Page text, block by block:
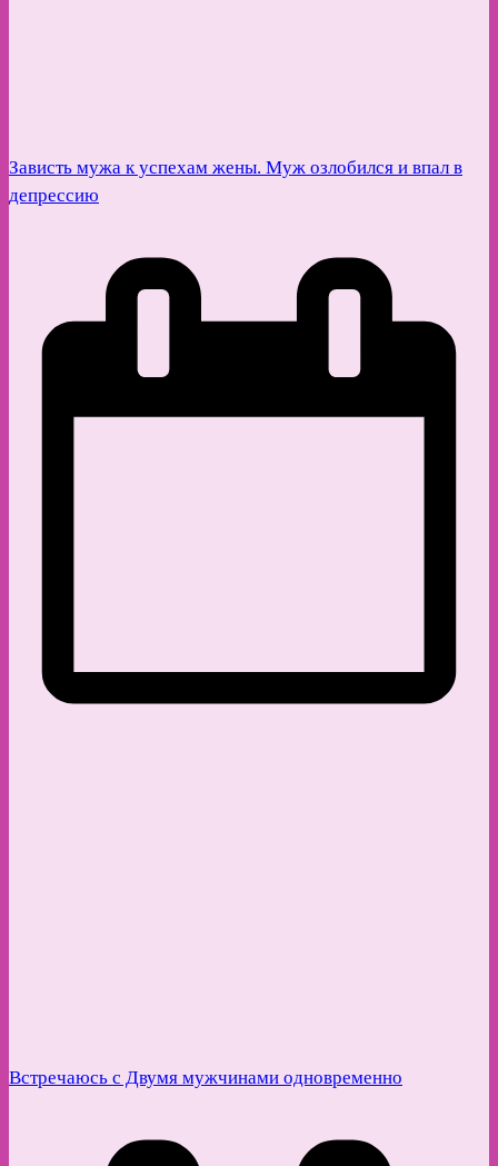
Зависть мужа к успехам жены. Муж озлобился и впал в
депрессию
Встречаюсь с Двумя мужчинами одновременно